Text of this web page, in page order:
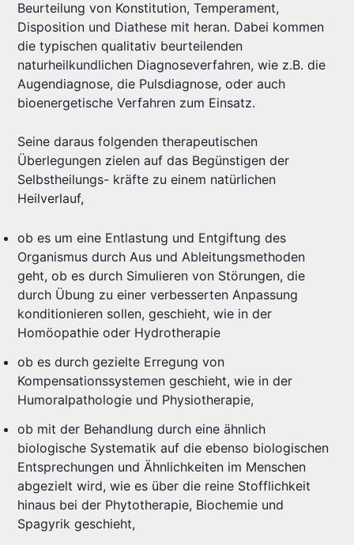
Beurteilung von Konstitution, Temperament,
Disposition und Diathese mit heran. Dabei kommen
die typischen qualitativ beurteilenden
naturheilkundlichen Diagnoseverfahren, wie z.B. die
Augendiagnose, die Pulsdiagnose, oder auch
bioenergetische Verfahren zum Einsatz.
Seine daraus folgenden therapeutischen
Überlegungen zielen auf das Begünstigen der
Selbstheilungs- kräfte zu einem natürlichen
Heilverlauf,
ob es um eine Entlastung und Entgiftung des
Organismus durch Aus und Ableitungsmethoden
geht, ob es durch Simulieren von Störungen, die
durch Übung zu einer verbesserten Anpassung
konditionieren sollen, geschieht, wie in der
Homöopathie oder Hydrotherapie
ob es durch gezielte Erregung von
Kompensationssystemen geschieht, wie in der
Humoralpathologie und Physiotherapie,
ob mit der Behandlung durch eine ähnlich
biologische Systematik auf die ebenso biologischen
Entsprechungen und Ähnlichkeiten im Menschen
abgezielt wird, wie es über die reine Stofflichkeit
hinaus bei der Phytotherapie, Biochemie und
Spagyrik geschieht,